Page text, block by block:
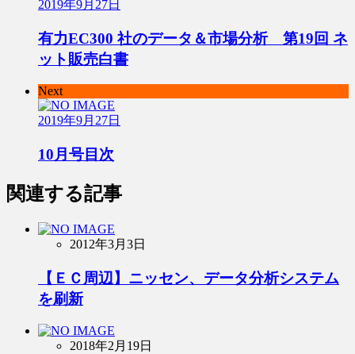
2019年9月27日
有力EC300 社のデータ＆市場分析 第19回 ネ
ット販売白書
Next
2019年9月27日
10月号目次
関連する記事
2012年3月3日
【ＥＣ周辺】ニッセン、データ分析システム
を刷新
2018年2月19日